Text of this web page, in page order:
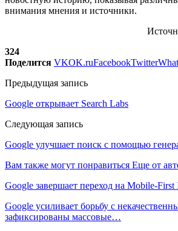
внимания мнения и источники.
324
Поделится VKOK.ruFacebookTwitter
Предыдущая запись
Google открывает Search Labs
Следующая запись
Google улучшает поиск с помощью
Вам также могут понравиться Еще от
Google завершает переход на Mobile-First
Google усиливает борьбу с
зафиксированы массовые…